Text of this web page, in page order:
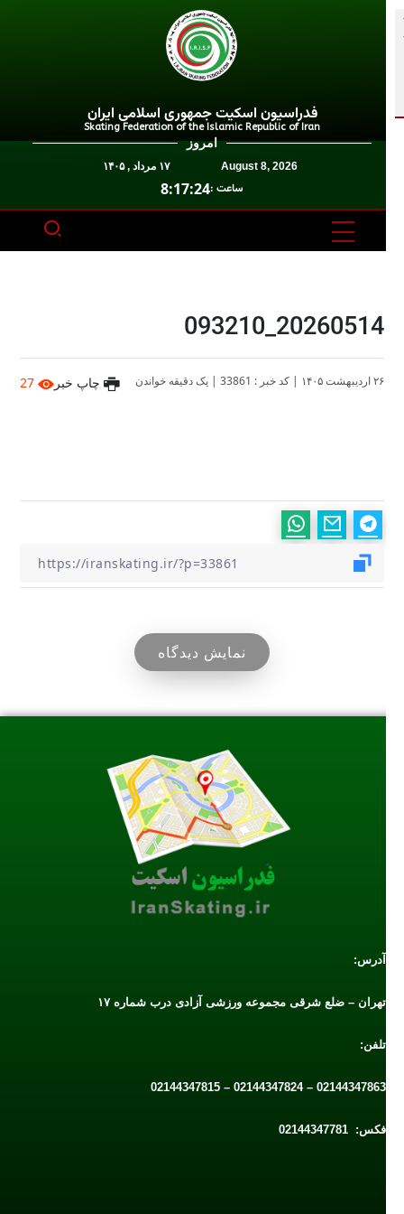
فدراسیون اسکیت جمهوری اسلامی ایران
Skating Federation of the Islamic Republic of Iran
امروز
August 8, 2026
ساعت :8:17:24
20260514_093210
|کد خبر : 33861 |یک دقیقه خواندن چاپ خبر 27
نمایش دیدگاه
آدرس:
تهران – ضلع شرقی مجموعه ورزشی آزادی درب شماره ۱۷
تلفن:
02144347863 – 02144347824 – 02144347815
فکس: 02144347781